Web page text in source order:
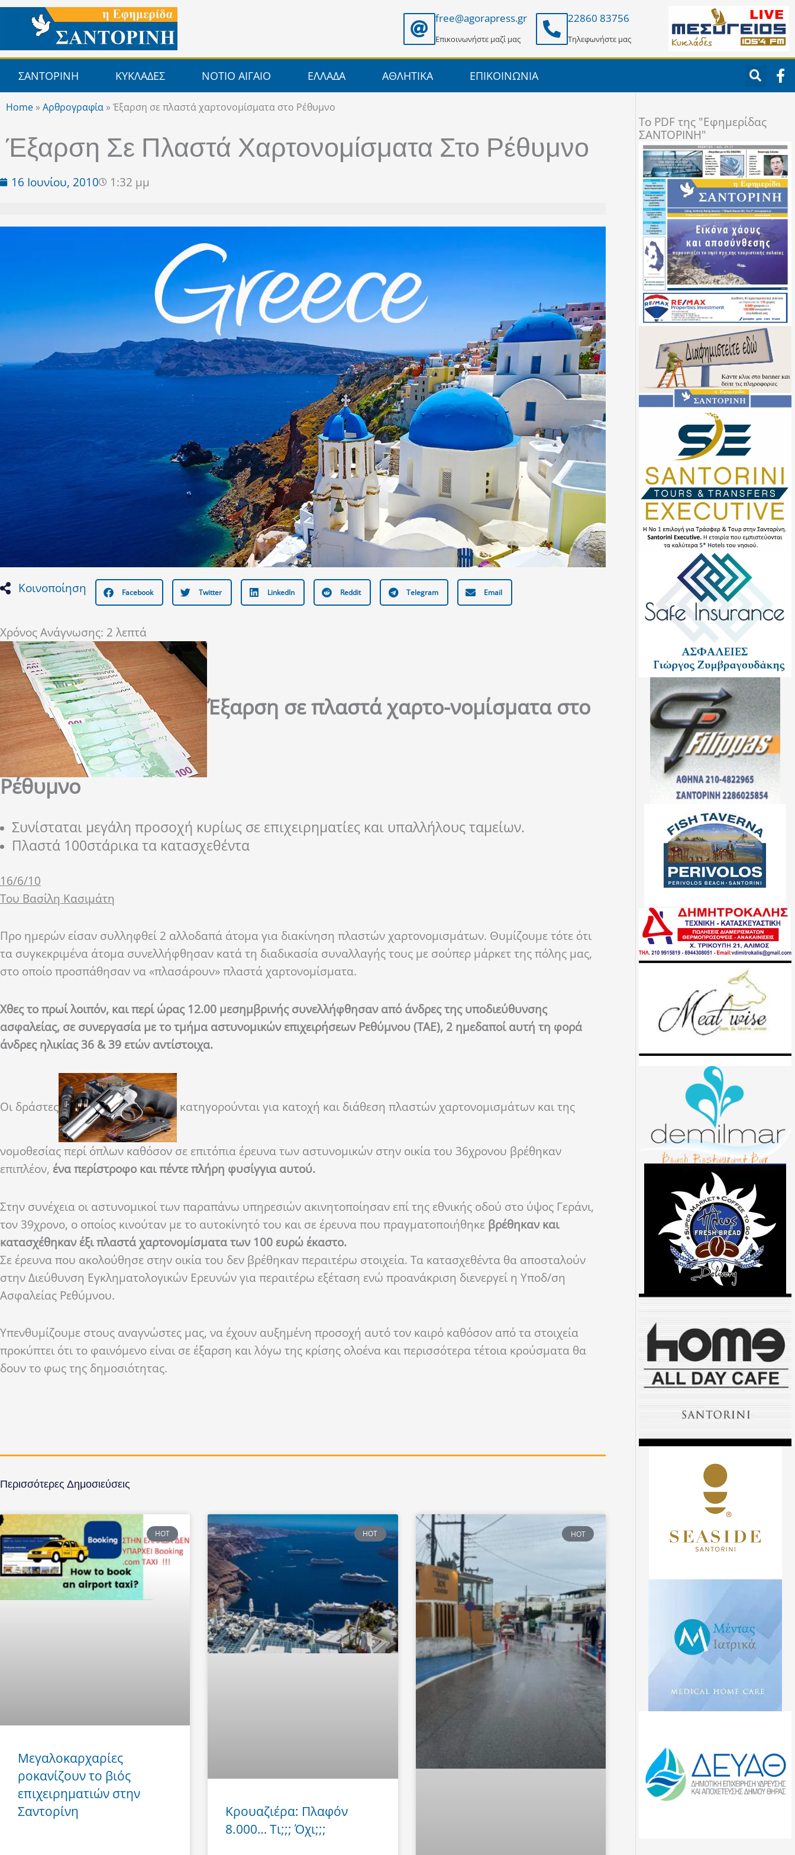
Μετάβαση
περιεχόμενο
free@agorapress.gr
Επικοινωνήστε μαζί μας
22860 83756
Τηλεφωνήστε μας
ΣΑΝΤΟΡΙΝΗ ΚΥΚΛΑΔΕΣ ΝΟΤΙΟ ΑΙΓΑΙΟ ΕΛΛΑΔΑ ΑΘΛΗΤΙΚΑ ΕΠΙΚΟΙΝΩΝΙΑ F
a
c
o
k
-
f
Home »Αρθρογραφία »Έξαρση σε πλαστά χαρτονομίσματα στο Ρέθυμνο
Έξαρση Σε Πλαστά Χαρτονομίσματα Στο Ρέθυμνο
16 Ιουνίου, 2010 1:32 μμ
Κοινοποίηση Facebook Twitter LinkedIn Reddit Telegram Email
Χρόνος Ανάγνωσης: 2 λεπτά
Έξαρση σε πλαστά χαρτο-νομίσματα στο
Ρέθυμνο
Συνίσταται μεγάλη προσοχή κυρίως σε επιχειρηματίες και υπαλλήλους ταμείων.
Πλαστά 100στάρικα τα κατασχεθέντα
16/6/10
Του Βασίλη Κασιμάτη
Προ ημερών είσαν συλληφθεί 2 αλλοδαπά άτομα για διακίνηση πλαστών χαρτονομισμάτων. Θυμίζουμε τότε ότι
τα συγκεκριμένα άτομα συνελλήφθησαν κατά τη διαδικασία συναλλαγής τους με σούπερ μάρκετ της πόλης μας,
στο οποίο προσπάθησαν να «πλασάρουν» πλαστά χαρτονομίσματα.
Χθες το πρωί λοιπόν, και περί ώρας 12.00 μεσημβρινής συνελλήφθησαν από άνδρες της υποδιεύθυνσης
ασφαλείας, σε συνεργασία με το τμήμα αστυνομικών επιχειρήσεων Ρεθύμνου (ΤΑΕ), 2 ημεδαποί αυτή τη φορά
άνδρες ηλικίας 36 & 39 ετών αντίστοιχα.
Οι δράστες κατηγορούνται για κατοχή και διάθεση πλαστών χαρτονομισμάτων και της
νομοθεσίας περί όπλων καθόσον σε επιτόπια έρευνα των αστυνομικών στην οικία του 36χρονου βρέθηκαν
επιπλέον, ένα περίστροφο και πέντε πλήρη φυσίγγια αυτού.
Στην συνέχεια οι αστυνομικοί των παραπάνω υπηρεσιών ακινητοποίησαν επί της εθνικής οδού στο ύψος Γεράνι,
τον 39χρονο, ο οποίος κινούταν με το αυτοκίνητό του και σε έρευνα που πραγματοποιήθηκε βρέθηκαν και
κατασχέθηκαν έξι πλαστά χαρτονομίσματα των 100 ευρώ έκαστο.
Σε έρευνα που ακολούθησε στην οικία του δεν βρέθηκαν περαιτέρω στοιχεία. Τα κατασχεθέντα θα αποσταλούν
στην Διεύθυνση Εγκληματολογικών Ερευνών για περαιτέρω εξέταση ενώ προανάκριση διενεργεί η Υποδ/ση
Ασφαλείας Ρεθύμνου.
Υπενθυμίζουμε στους αναγνώστες μας, να έχουν αυξημένη προσοχή αυτό τον καιρό καθόσον από τα στοιχεία
προκύπτει ότι το φαινόμενο είναι σε έξαρση και λόγω της κρίσης ολοένα και περισσότερα τέτοια κρούσματα θα
δουν το φως της δημοσιότητας.
Περισσότερες Δημοσιεύσεις
HOT
Μεγαλοκαρχαρίες
ροκανίζουν το βιός
επιχειρηματιών στην
Σαντορίνη
HOT
Κρουαζιέρα: Πλαφόν
8.000… Τι;;; Όχι;;;
HOT
To PDF της "Εφημερίδας
ΣΑΝΤΟΡΙΝΗ"